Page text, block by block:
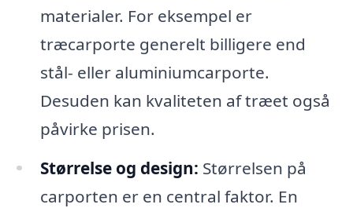
materialer. For eksempel er
træcarporte generelt billigere end
stål- eller aluminiumcarporte.
Desuden kan kvaliteten af træet også
påvirke prisen.
Størrelse og design: Størrelsen på
carporten er en central faktor. En